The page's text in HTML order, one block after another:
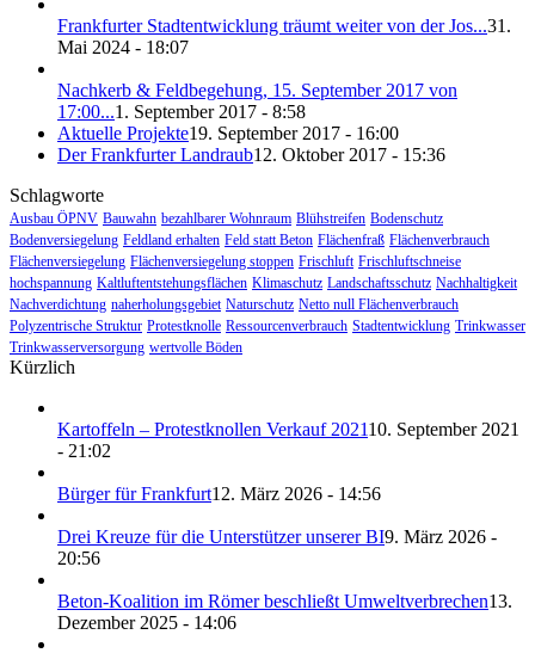
Frankfurter Stadtentwicklung träumt weiter von der Jos...31.
Mai 2024 - 18:07
Nachkerb & Feldbegehung, 15. September 2017 von
17:00...1. September 2017 - 8:58
Aktuelle Projekte19. September 2017 - 16:00
Der Frankfurter Landraub12. Oktober 2017 - 15:36
Schlagworte
Ausbau ÖPNV Bauwahn bezahlbarer Wohnraum Blühstreifen Bodenschutz
Bodenversiegelung Feldland erhalten Feld statt Beton Flächenfraß Flächenverbrauch
Flächenversiegelung Flächenversiegelung stoppen Frischluft Frischluftschneise
hochspannung Kaltluftentstehungsflächen Klimaschutz Landschaftsschutz Nachhaltigkeit
Nachverdichtung naherholungsgebiet Naturschutz Netto null Flächenverbrauch
Polyzentrische Struktur Protestknolle Ressourcenverbrauch Stadtentwicklung Trinkwasser
Trinkwasserversorgung wertvolle Böden
Kürzlich
Kartoffeln – Protestknollen Verkauf 202110. September 2021
- 21:02
Bürger für Frankfurt12. März 2026 - 14:56
Drei Kreuze für die Unterstützer unserer BI9. März 2026 -
20:56
Beton-Koalition im Römer beschließt Umweltverbrechen13.
Dezember 2025 - 14:06